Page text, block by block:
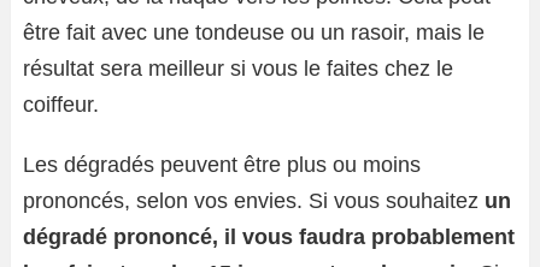
être fait avec une tondeuse ou un rasoir, mais le
résultat sera meilleur si vous le faites chez le
coiffeur.
Les dégradés peuvent être plus ou moins
prononcés, selon vos envies. Si vous souhaitez un
dégradé prononcé, il vous faudra probablement